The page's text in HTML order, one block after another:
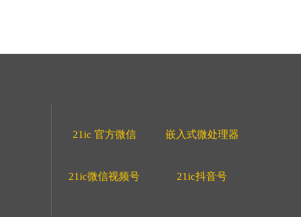
21ic 官方微信 嵌入式微处理器
21ic微信视频号 21ic抖音号